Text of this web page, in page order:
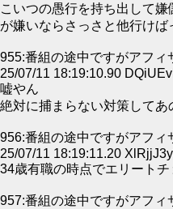
こいつの愚行を持ち出して
が嫌いならさっさと他行けば
955:番組の途中ですがアフィ
25/07/11 18:19:10.90
嘘やん
絶対に捕まらない対策して
956:番組の途中ですがアフィ
25/07/11 18:19:11.20
34歳有職の時点でエリート
957:番組の途中ですがアフィ